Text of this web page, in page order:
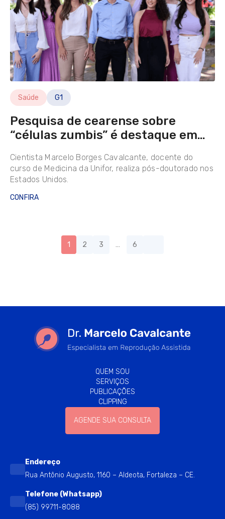
Saúde G1
Pesquisa de cearense sobre
“células zumbis” é destaque em
Cientista Marcelo Borges Cavalcante, docente do
curso de Medicina da Unifor, realiza pós-doutorado nos
Estados Unidos.
CONFIRA
1 2 3 … 6
QUEM SOU
SERVIÇOS
PUBLICAÇÕES
CLIPPING
AGENDE SUA CONSULTA
Endereço
Rua Antônio Augusto, 1160 – Aldeota, Fortaleza – CE.
Telefone (Whatsapp)
(85) 99711-8088